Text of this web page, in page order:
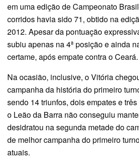
em uma edição de Campeonato
corridos havia sido 71, obtido na
2012. Apesar da pontuação
subiu apenas na 4ª posição e ainda
certame, após empate contra o Ceará.
Na ocasião, inclusive, o Vitória
campanha da história do primeiro
sendo 14 triunfos, dois empates e
o Leão da Barra não conseguiu
desidratou na segunda metade do
de melhor campanha do primeiro
atuais.